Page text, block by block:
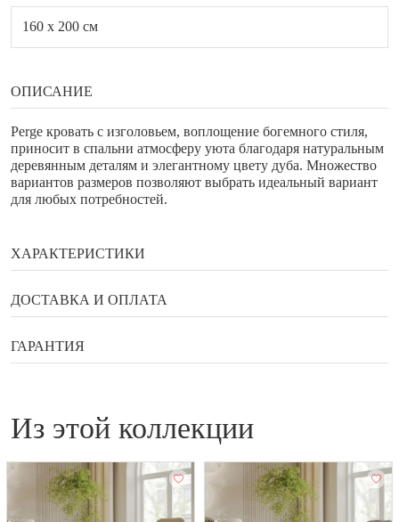
160 x 200 см
ОПИСАНИЕ
Perge кровать с изголовьем, воплощение богемного стиля,
приносит в спальни атмосферу уюта благодаря натуральным
деревянным деталям и элегантному цвету дуба. Множество
вариантов размеров позволяют выбрать идеальный вариант
для любых потребностей.
ХАРАКТЕРИСТИКИ
Бренд
Высота
Высота ножек
ДОСТАВКА И ОПЛАТА
Способы оплаты
Наличными в галереи мебели Status
Купить в рассрочку или кредит
Яндекс Сплит и улучшенный Сплит
Рассрочка на 12 месяцев от Альфа-Банк
ГАРАНТИЯ
Гарантийный документ — договор, который выдаётся
покупателю вместе с товаром.
Гарантийное обслуживание бытовой техники
производится производителем или уполномоченным
сервисным центром.
из этой коллекции